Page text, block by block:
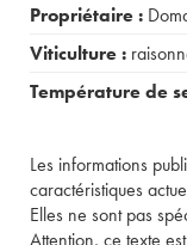
Propriétaire :
Viticulture :
Température de
Les informations
caractéristiques
Elles ne sont pas
Attention, ce texte